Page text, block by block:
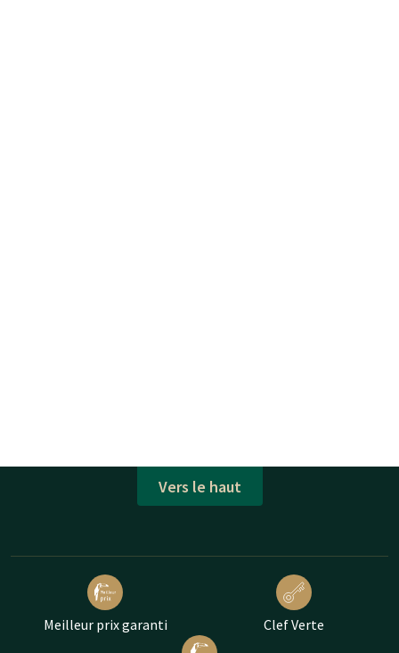
Vers le haut
Meilleur prix garanti Clef Verte